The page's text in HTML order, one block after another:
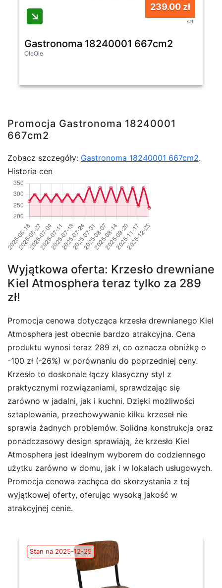
239.00 zł
szt
Gastronoma 18240001 667cm2
OleOle
Promocja Gastronoma 18240001
667cm2
Zobacz szczegóły: Gastronoma 18240001 667cm2.
Historia cen
Wyjątkowa oferta: Krzesło drewniane
Kiel Atmosphera teraz tylko za 289
zł!
Promocja cenowa dotycząca krzesła drewnianego Kiel
Atmosphera jest obecnie bardzo atrakcyjna. Cena
produktu wynosi teraz 289 zł, co oznacza obniżkę o
-100 zł (-26%) w porównaniu do poprzedniej ceny.
Krzesło to doskonale łączy klasyczny styl z
praktycznymi rozwiązaniami, sprawdzając się
zarówno w jadalni, jak i kuchni. Dzięki możliwości
sztaplowania, przechowywanie kilku krzeseł nie
sprawia żadnych problemów. Solidna konstrukcja oraz
ponadczasowy design sprawiają, że krzesło Kiel
Atmosphera jest idealnym wyborem do codziennego
użytku zarówno w domu, jak i w lokalach usługowych.
Promocja cenowa zachęca do skorzystania z tej
wyjątkowej oferty, oferując wysoką jakość w
atrakcyjnej cenie.
Stan na 2025-12-25